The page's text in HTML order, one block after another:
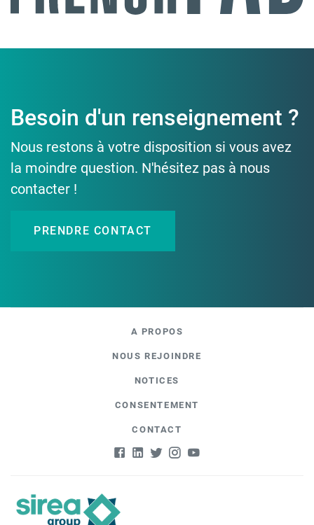
Besoin d'un renseignement ?
Nous restons à votre disposition si vous avez
la moindre question. N'hésitez pas à nous
contacter !
PRENDRE CONTACT
A PROPOS
NOUS REJOINDRE
NOTICES
CONSENTEMENT
CONTACT